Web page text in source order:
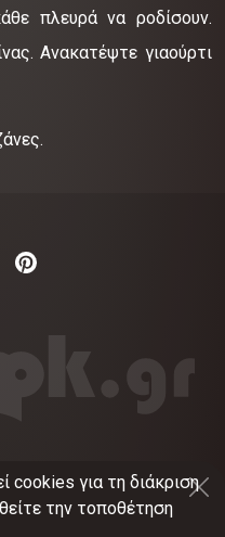
πλευρά να ροδίσουν.
Ανακατέψτε γιαούρτι
ΓΕΜΗ:
cookies για τη διάκριση
την τοποθέτηση